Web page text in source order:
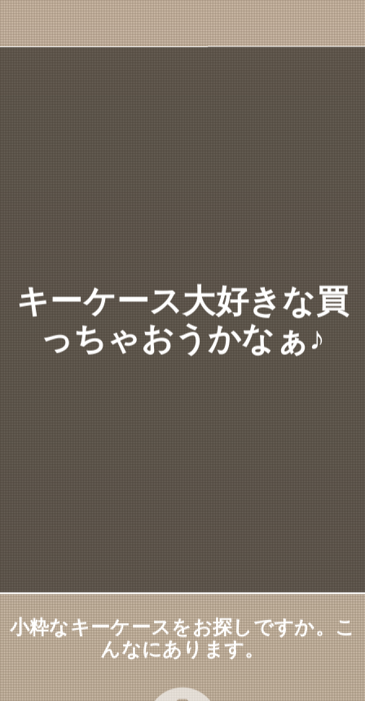
キーケース大好きな買
っちゃおうかなぁ♪
小粋なキーケースをお探しですか。こ
んなにあります。